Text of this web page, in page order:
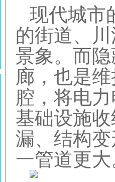
现代城市
的街道、
景象。而
廊，也是
腔，将电
基础设施
漏、结构
一管道更